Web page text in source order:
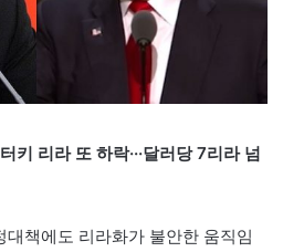
키 리라 또 하락···달러당 7리라 넘
책에도 리라화가 불안한 움직임